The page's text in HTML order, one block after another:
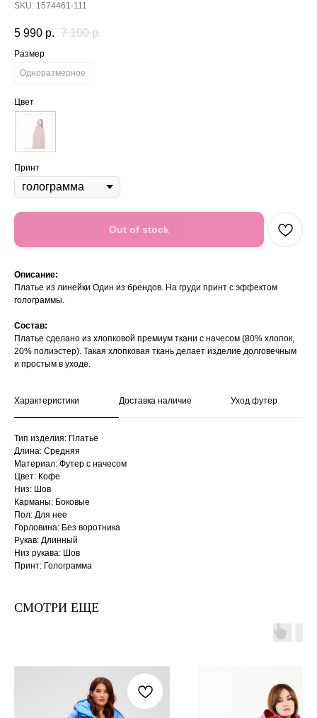
SKU: 1574461-111
5 990 р. 7 100 р.
Размер
Одноразмерное
Цвет
Принт
Out of stock
Описание:
Платье из линейки Один из брендов. На груди принт с эффектом
голограммы.
Состав:
Платье сделано из хлопковой премиум ткани с начесом (80% хлопок,
20% полиэстер). Такая хлопковая ткань делает изделие долговечным
и простым в уходе.
Характеристики Доставка наличие Уход футер
Тип изделия: Платье
Длина: Средняя
Материал: Футер с начесом
Цвет: Кофе
Низ: Шов
Карманы: Боковые
Пол: Для нее
Горловина: Без воротника
Рукав: Длинный
Низ рукава: Шов
Принт: Голограмма
СМОТРИ ЕЩЕ